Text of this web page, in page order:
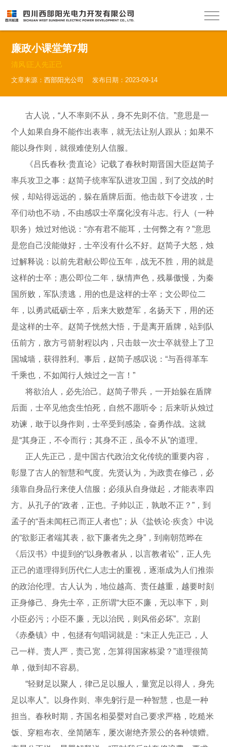
廉政小课堂第7期
清风∣正人先正己
文章来源：西部阳光公司 发布日期：2023-09-14
古人说，“人不率则不从，身不先则不信。”意思是一
个人如果自身不能作出表率，就无法让别人跟从；如果不
能以身作则，就很难使别人信服。
《吕氏春秋·贵直论》记载了春秋时期晋国大臣赵简子
率兵攻卫之事：赵简子统率军队进攻卫国，到了交战的时
候，却站得远远的，躲在盾牌后面。他击鼓下令进攻，士
卒们动也不动，不由感叹士卒腐化没有斗志。行人（一种
职务）烛过对他说：“亦有君不能耳，士何弊之有？”意思
是您自己没能做好，士卒没有什么不好。赵简子大怒，烛
过解释说：以前先君献公即位五年，战无不胜，用的就是
这样的士卒；惠公即位二年，纵情声色，残暴傲慢，为秦
国所败，军队溃逃，用的也是这样的士卒；文公即位二
年，以勇武砥砺士卒，后来大败楚军，名扬天下，用的还
是这样的士卒。赵简子恍然大悟，于是离开盾牌，站到队
伍前方，敌方弓箭射程以内，只击鼓一次士卒就登上了卫
国城墙，获得胜利。事后，赵简子感叹说：“与吾得革车
千乘也，不如闻行人烛过之一言！”
将欲治人，必先治己。赵简子带兵，一开始躲在盾牌
后面，士卒见他贪生怕死，自然不愿听令；后来听从烛过
劝谏，敢于以身作则，士卒受到感染，奋勇作战。这就
是“其身正，不令而行；其身不正，虽令不从”的道理。
正人先正己，是中国古代政治文化传统的重要内容，
彰显了古人的智慧和气度。先贤认为，为政贵在修己，必
须靠自身品行来使人信服；必须从自身做起，才能表率四
方。从孔子的“政者，正也。子帅以正，孰敢不正？”，到
孟子的“吾未闻枉己而正人者也”；从《盐铁论·疾贪》中说
的“欲影正者端其表，欲下廉者先之身”，到南朝范晔在
《后汉书》中提到的“以身教者从，以言教者讼”，正人先
正己的道理得到历代仁人志士的重视，逐渐成为人们推崇
的政治伦理。古人认为，地位越高、责任越重，越要时刻
正身修己、身先士卒，正所谓“大臣不廉，无以率下，则
小臣必污；小臣不廉，无以治民，则风俗必坏”。京剧
《赤桑镇》中，包拯有句唱词就是：“未正人先正己，人
己一样。责人严，责己宽，怎算得国家栋梁？”道理很简
单，做到却不容易。
“轻财足以聚人，律己足以服人，量宽足以得人，身先
足以率人”。以身作则、率先躬行是一种智慧，也是一种
担当。春秋时期，齐国名相晏婴对自己要求严格，吃糙米
饭、穿粗布衣、坐简陋车，屡次谢绝齐景公的各种馈赠。